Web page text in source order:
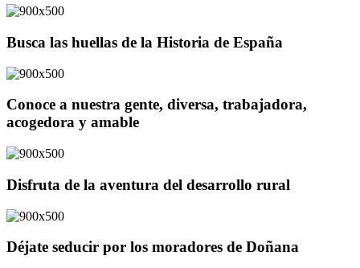
Busca las huellas de la Historia de España
Conoce a nuestra gente, diversa, trabajadora,
acogedora y amable
Disfruta de la aventura del desarrollo rural
Déjate seducir por los moradores de Doñana